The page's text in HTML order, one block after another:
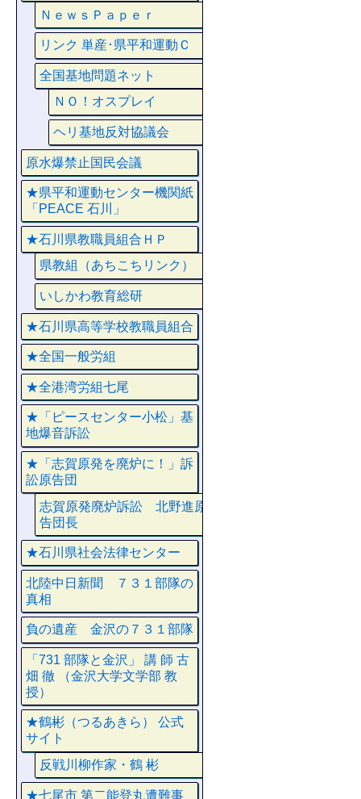
ＮｅｗｓＰａｐｅｒ
リンク 単産･県平和運動Ｃ
全国基地問題ネット
ＮＯ！オスプレイ
ヘリ基地反対協議会
原水爆禁止国民会議
★県平和運動センター機関紙
「PEACE 石川」
★石川県教職員組合ＨＰ
県教組（あちこちリンク）
いしかわ教育総研
★石川県高等学校教職員組合
★全国一般労組
★全港湾労組七尾
★「ピースセンター小松」基
地爆音訴訟
★「志賀原発を廃炉に！」訴
訟原告団
志賀原発廃炉訴訟 北野進原
告団長
★石川県社会法律センター
北陸中日新聞 ７３１部隊の
真相
負の遺産 金沢の７３１部隊
「731 部隊と金沢」 講 師 古
畑 徹 （金沢大学文学部 教
授）
★鶴彬（つるあきら） 公式
サイト
反戦川柳作家・鶴 彬
★七尾市 第二能登丸遭難事